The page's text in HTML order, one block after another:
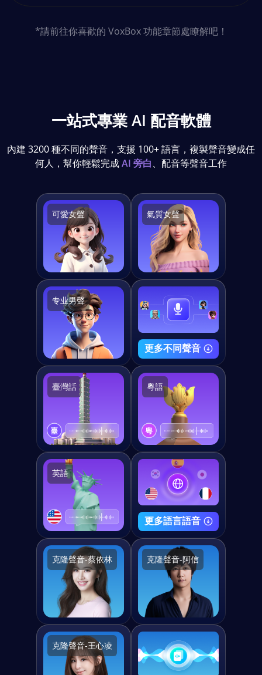
*請前往你喜歡的 VoxBox 功能章節處瞭解吧！
一站式專業 AI 配音軟體
內建 3200 種不同的聲音，支援 100+ 語言，複製聲音變成任
何人，幫你輕鬆完成AI 旁白、配音等聲音工作
可愛女聲 氣質女聲
专业男聲
更多不同聲音
臺灣話 粵語
英語
更多語言語音
克隆聲音-蔡依林 克隆聲音-阿信
克隆聲音-王心凌